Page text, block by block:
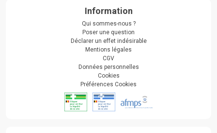
Information
Qui sommes-nous ?
Poser une question
Déclarer un effet indésirable
Mentions légales
CGV
Données personnelles
Cookies
Préférences Cookies